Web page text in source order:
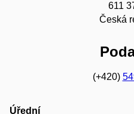
611
Česká
(+420)
Úřední